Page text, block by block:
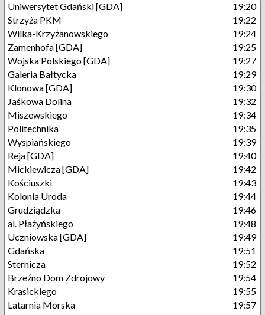
Uniwersytet Gdański [GDA]
19:20
Strzyża PKM
19:22
Wilka-Krzyżanowskiego
19:24
Zamenhofa [GDA]
19:25
Wojska Polskiego [GDA]
19:27
Galeria Bałtycka
19:29
Klonowa [GDA]
19:30
Jaśkowa Dolina
19:32
Miszewskiego
19:34
Politechnika
19:35
Wyspiańskiego
19:39
Reja [GDA]
19:40
Mickiewicza [GDA]
19:42
Kościuszki
19:43
Kolonia Uroda
19:44
Grudziądzka
19:46
al. Płażyńskiego
19:48
Uczniowska [GDA]
19:49
Gdańska
19:51
Sternicza
19:52
Brzeźno Dom Zdrojowy
19:54
Krasickiego
19:55
Latarnia Morska
19:57